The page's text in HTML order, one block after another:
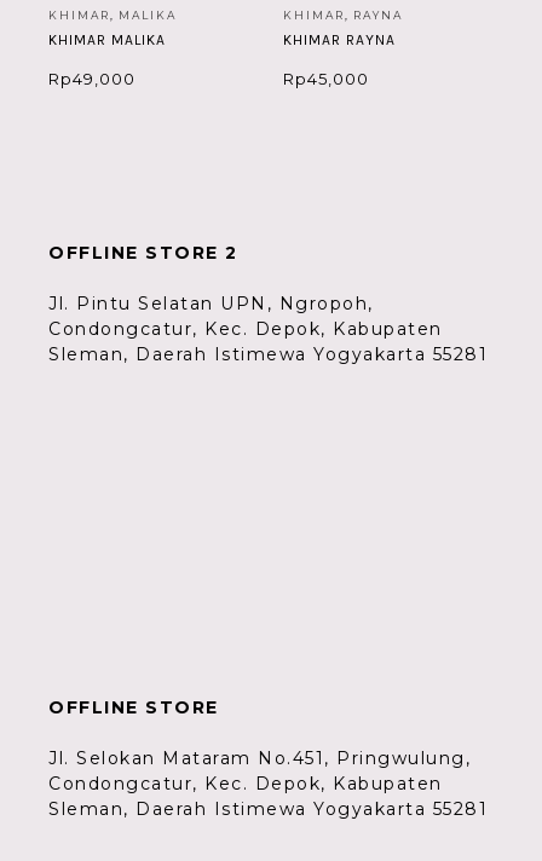
KHIMAR MALIKA
KHIMAR MALIKA
Rp49,000
KHIMAR RAYNA
KHIMAR RAYNA
Rp45,000
OFFLINE STORE 2
Jl. Pintu Selatan UPN, Ngropoh,
Condongcatur, Kec. Depok, Kabupaten
Sleman, Daerah Istimewa Yogyakarta 55281
OFFLINE STORE
Jl. Selokan Mataram No.451, Pringwulung,
Condongcatur, Kec. Depok, Kabupaten
Sleman, Daerah Istimewa Yogyakarta 55281